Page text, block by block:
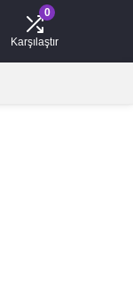
0
Karşılaştır